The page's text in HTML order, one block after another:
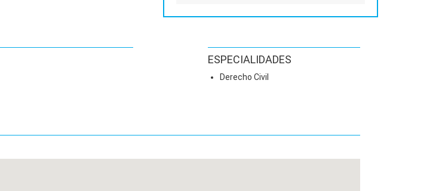
ESPECIALIDADES
Derecho Civil